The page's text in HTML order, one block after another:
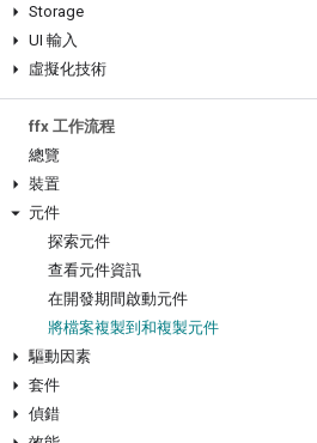
Storage
UI 輸入
虛擬化技術
ffx 工作流程
總覽
裝置
元件
探索元件
查看元件資訊
在開發期間啟動元件
將檔案複製到和複製元件
驅動因素
套件
偵錯